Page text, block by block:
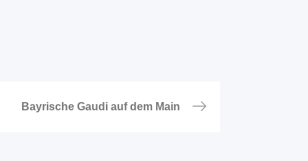
Bayrische Gaudi auf dem Main